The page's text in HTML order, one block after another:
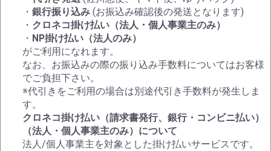
・銀行振り込み (お振込み確認後の発送となります)
・ クロネコ掛け払い（法人・個人事業主のみ）
・ NP掛け払い（法人のみ）
がご利用になれます。
なお、お振込みの際の振り込み手数料についてはお客様
でご負担下さい。
※代引きをご利用の場合は別途代引き手数料が発生しま
す。
クロネコ掛け払い（請求書発行、銀行・コンビニ払い）
（法人・個人事業主のみ）について
法人/個人事業主を対象とした掛け払いサービスです。